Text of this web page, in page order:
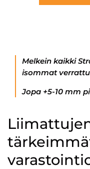
Melkein kaikki
isommat
Jopa +5-10 mm